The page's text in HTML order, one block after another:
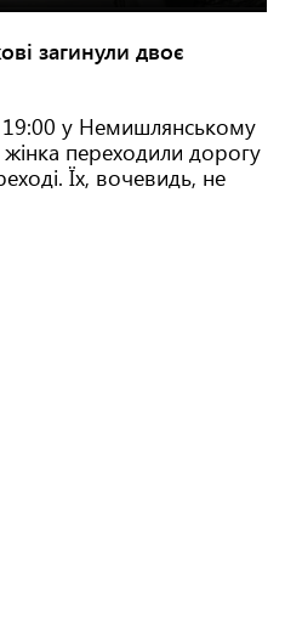
загинули двоє
19:00 у Немишлянському
жінка переходили дорогу
Їх, вочевидь, не